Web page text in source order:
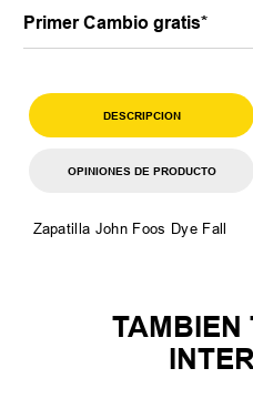
Primer Cambio gratis*
DESCRIPCION
OPINIONES DE PRODUCTO
Zapatilla John Foos Dye Fall
TAMBIEN